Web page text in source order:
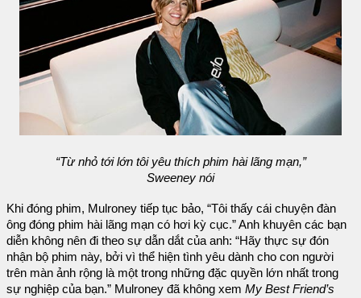
“Từ nhỏ tới lớn tôi yêu thích phim hài lãng mạn,”
Sweeney nói
Khi đóng phim, Mulroney tiếp tục bảo, “Tôi thấy cái chuyện đàn
ông đóng phim hài lãng mạn có hơi kỳ cục.” Anh khuyên các bạn
diễn không nên đi theo sự dẫn dắt của anh: “Hãy thực sự đón
nhận bộ phim này, bởi vì thể hiện tình yêu dành cho con người
trên màn ảnh rộng là một trong những đặc quyền lớn nhất trong
sự nghiệp của bạn.” Mulroney đã không xem My Best Friend’s